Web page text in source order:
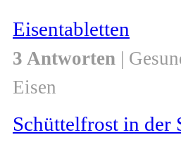
Eisentabletten
3 Antworten |
Eisen
Schüttelfrost in der